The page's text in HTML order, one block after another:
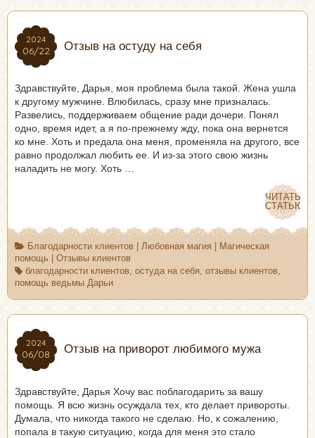
2024
06/22
2024
06/22 Отзыв на остуду на себя
Здравствуйте, Дарья, моя проблема была такой. Жена ушла
к другому мужчине. Влюбилась, сразу мне призналась.
Развелись, поддерживаем общение ради дочери. Понял
одно, время идет, а я по-прежнему жду, пока она вернется
ко мне. Хоть и предала она меня, променяла на другого, все
равно продолжал любить ее. И из-за этого свою жизнь
наладить не могу. Хоть …
ЧИТАТЬ
СТАТЬЮ
ЧИТАТЬ
СТАТЬЮ
Благодарности клиентов| Любовная магия
Магическая
помощь
Отзывы клиентов
благодарности клиентов, остуда на себя отзывы клиентов,
помощь ведьмы Дарьи
2024
06/08
2024
06/08 Отзыв на приворот любимого мужа
Здравствуйте, Дарья Хочу вас поблагодарить за вашу
помощь. Я всю жизнь осуждала тех, кто делает привороты.
Думала, что никогда такого не сделаю. Но, к сожалению,
попала в такую ситуацию, когда для меня это стало